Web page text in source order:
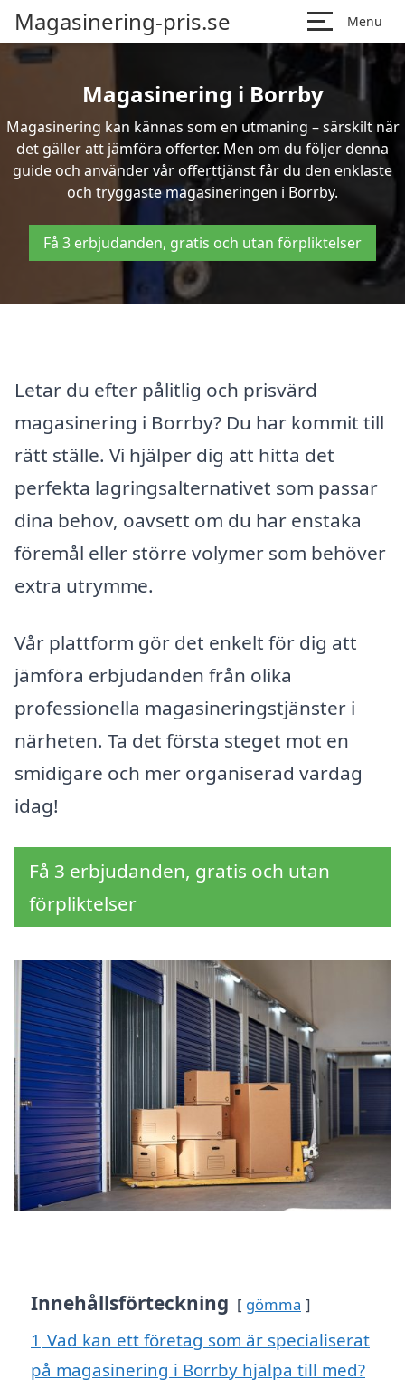
Magasinering-pris.se Menu
Magasinering i Borrby
Magasinering kan kännas som en utmaning – särskilt när
det gäller att jämföra offerter. Men om du följer denna
guide och använder vår offerttjänst får du den enklaste
och tryggaste magasineringen i Borrby.
Få 3 erbjudanden, gratis och utan förpliktelser
Letar du efter pålitlig och prisvärd
magasinering i Borrby? Du har kommit till
rätt ställe. Vi hjälper dig att hitta det
perfekta lagringsalternativet som passar
dina behov, oavsett om du har enstaka
föremål eller större volymer som behöver
extra utrymme.
Vår plattform gör det enkelt för dig att
jämföra erbjudanden från olika
professionella magasineringstjänster i
närheten. Ta det första steget mot en
smidigare och mer organiserad vardag
idag!
Få 3 erbjudanden, gratis och utan
förpliktelser
Innehållsförteckning gömma
1 Vad kan ett företag som är specialiserat
på magasinering i Borrby hjälpa till med?